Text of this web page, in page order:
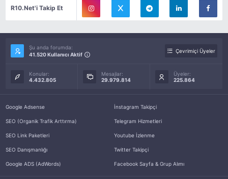
R10.Net'i Takip Et
Şu anda forumda:
41.520 Kullanıcı Aktif
Çevrimiçi Üyeler
Konular:
4.432.805
Mesajlar:
29.979.814
Üyeler:
225.864
Google Adsense
SEO (Organik Trafik Arttırma)
SEO Link Paketleri
SEO Danışmanlığı
Google ADS (AdWords)
İnstagram Takipçi
Telegram Hizmetleri
Youtube İzlenme
Twitter Takipçi
Facebook Sayfa & Grup Alımı